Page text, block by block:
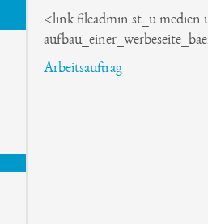
<link fileadmin st_u medien
Arbeitsauftrag